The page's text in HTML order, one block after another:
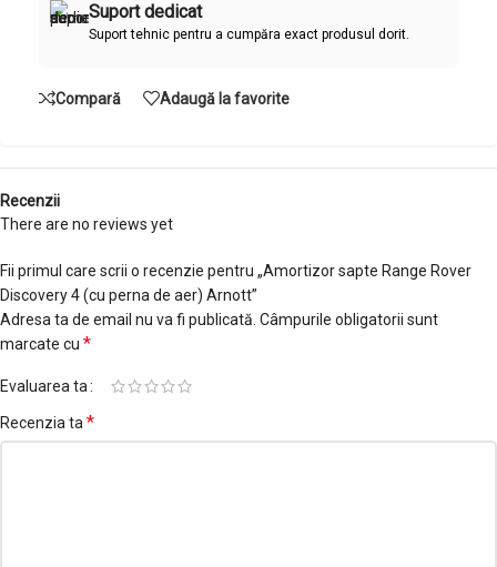
Suport dedicat
Suport tehnic pentru a cumpăra exact produsul dorit.
Compară Adaugă la favorite
Recenzii
There are no reviews yet
Fii primul care scrii o recenzie pentru „Amortizor sapte Range Rover
Discovery 4 (cu perna de aer) Arnott”
Adresa ta de email nu va fi publicată. Câmpurile obligatorii sunt
marcate cu *
Evaluarea ta
Recenzia ta*